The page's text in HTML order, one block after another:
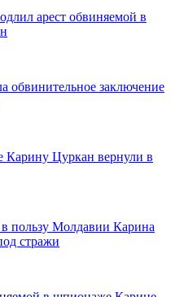
арест обвиняемой в
обвинительное заключение
Цуркан вернули в
пользу Молдавии Карина
стражи